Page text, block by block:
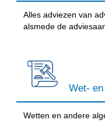
Alles adviezen van
alsmede de
Wet-
Wetten en andere